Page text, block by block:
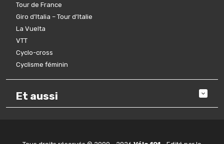
Tour de France
Giro d’Italia – Tour d’Italie
La Vuelta
VTT
Cyclo-cross
Cyclisme féminin
Et aussi